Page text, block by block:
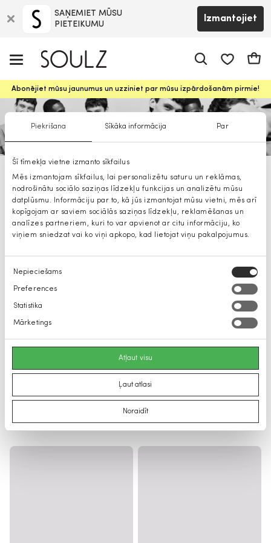
Piekrišana Sīkāka informācija Par
Šī tīmekļa vietne izmanto sīkfailus
Mēs izmantojam sīkfailus, lai personalizētu saturu un reklāmas,
nodrošinātu sociālo saziņas līdzekļu funkcijas un analizētu mūsu
datplūsmu. Informāciju par to, kā jūs izmantojat mūsu vietni, mēs arī
kopīgojam ar saviem sociālās saziņas līdzekļu, reklamēšanas un
analīzes partneriem, kuri to var apvienot ar citu informāciju, ko
viņiem sniedzat vai ko viņi apkopo, kad lietojat viņu pakalpojumus.
Piekrišanas
izvēle
Nepieciešams
Preferences
Statistika
Mārketings
Atļaut visu
Ļaut atlasi
Noraidīt
SAŅEMIET MŪSU
PIETEIKUMU
Izmantojiet
Abonējiet mūsu jaunumus un uzziniet par mūsu izpārdošanām pirmie!
Jack&Jones vīriešu krekli